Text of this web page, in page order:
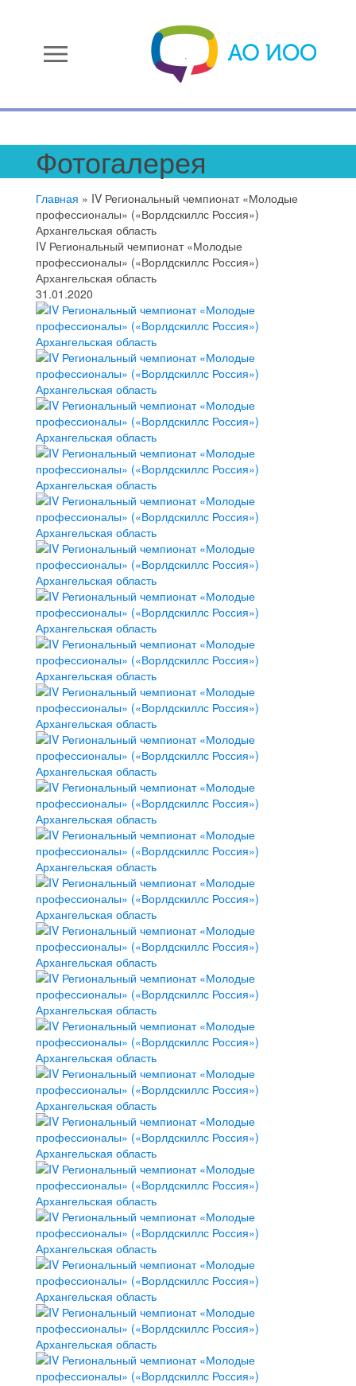
menu
Фотогалерея
Главная » IV Региональный чемпионат «Молодые
профессионалы» («Ворлдскиллс Россия»)
Архангельская область
IV Региональный чемпионат «Молодые
профессионалы» («Ворлдскиллс Россия»)
Архангельская область
31.01.2020